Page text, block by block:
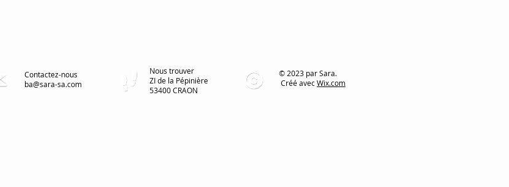
Contactez-nous
ba@sara-sa.com
Nous trouver
ZI de la Pépinière
53400 CRAON
© 2023 par Sara.
Créé avecWix.com